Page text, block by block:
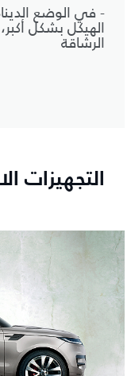
- في الوضع
الهيكل بشكل
الرشاقة
التجهيزات